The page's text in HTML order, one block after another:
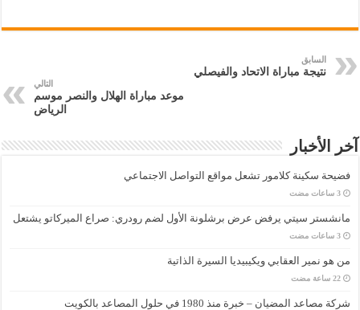
السابق
نتيجة مباراة الاتحاد والفيصلي
التالي
موعد مباراة الهلال والنصر موسم
الرياض
آخر الأخبار
فضيحة سكينة كلامور تشعل مواقع التواصل الاجتماعي
‏3 ساعات مضت
مانشستر سيتي يرفض عرض برشلونة الأول لضم رودري: صراع الميركاتو يشتعل
‏3 ساعات مضت
من هو نمير العقابي ويكيبيديا السيرة الذاتية
‏22 ساعة مضت
شركة مصاعد المضيان – خبرة منذ 1980 في حلول المصاعد بالكويت